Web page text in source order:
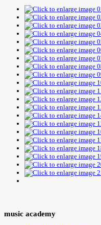
music academy